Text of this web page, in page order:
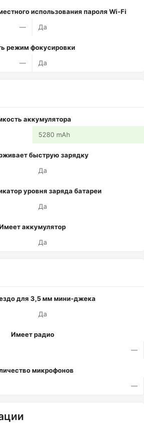
использования пароля Wi-Fi
—
Да
режим фокусировки
—
Да
аккумулятора
5280 mAh
быструю зарядку
Да
уровня заряда батареи
Да
аккумулятор
Да
для 3,5 мм мини-джека
Да
Имеет радио
—
микрофонов
—